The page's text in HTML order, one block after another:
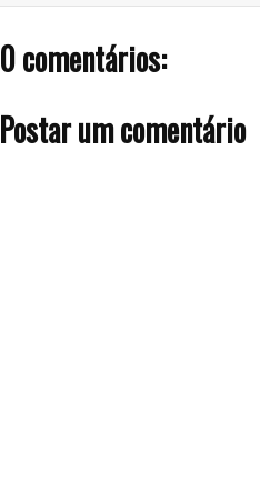
0 comentários:
Postar um comentário